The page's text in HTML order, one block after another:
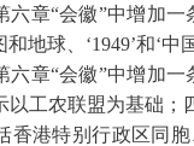
“会徽”中增加一
地球、‘1949’和‘
“会徽”中增加一
以工农联盟为基础
香港特别行政区同